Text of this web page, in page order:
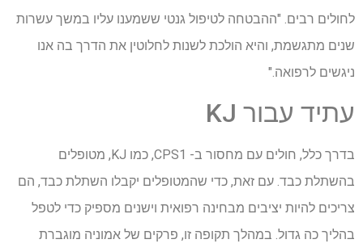
לחולים רבים. "ההבטחה לטיפול גנטי ששמענו עליו במשך עשרות
שנים מתגשמת, והיא הולכת לשנות לחלוטין את הדרך בה אנו
ניגשים לרפואה."
עתיד עבור KJ
בדרך כלל, חולים עם מחסור ב- CPS1, כמו KJ, מטופלים
בהשתלת כבד. עם זאת, כדי שהמטופלים יקבלו השתלת כבד, הם
צריכים להיות יציבים מבחינה רפואית וישנים מספיק כדי לטפל
בהליך כה גדול. במהלך תקופה זו, פרקים של אמוניה מוגברת